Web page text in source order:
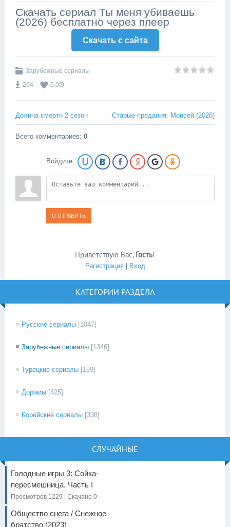
Скачать сериал Ты меня убиваешь
(2026) бесплатно через плеер
Скачать c сайта
Зарубежные сериалы
264
0.0/0
Долина смерти 2 сезон Старые предания: Моисей (2026)
Всего комментариев: 0
Войдите:
ОТПРАВИТЬ
Приветствую Вас, Гость!
Регистрация| Вход
КАТЕГОРИИ РАЗДЕЛА
Русские сериалы [1047]
Зарубежные сериалы [1346]
Турецкие сериалы [159]
Дорамы [425]
Корейские сериалы [338]
СЛУЧАЙНЫЕ
Голодные игры 3: Сойка-
пересмешница. Часть I
Просмотров 1229 | Скачано 0
Общество снега / Снежное
братство (2023)